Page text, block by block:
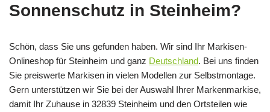
Sonnenschutz in Steinheim?
Schön, dass Sie uns gefunden haben. Wir sind Ihr Markisen-
Onlineshop für Steinheim und ganz Deutschland. Bei uns finden
Sie preiswerte Markisen in vielen Modellen zur Selbstmontage.
Gern unterstützen wir Sie bei der Auswahl Ihrer Markenmarkise,
damit Ihr Zuhause in 32839 Steinheim und den Ortsteilen wie